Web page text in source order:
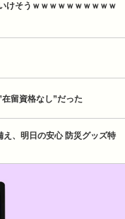
けそうｗｗｗｗｗｗｗｗｗｗ
留資格なし”だった
、明日の安心 防災グッズ特